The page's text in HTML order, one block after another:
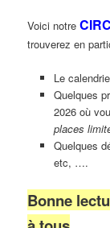
Voici notre
trouverez en
Le
Quelques
2026 où
places
Quelques
etc, ….
Bonne